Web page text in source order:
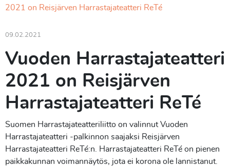
2021 on Reisjärven Harrastajateatteri ReTé
09.02.2021
Vuoden Harrastajateatteri
2021 on Reisjärven
Harrastajateatteri ReTé
Suomen Harrastajateatteriliitto on valinnut Vuoden
Harrastajateatteri -palkinnon saajaksi Reisjärven
Harrastajateatteri ReTé:n. Harrastajateatteri ReTé on pienen
paikkakunnan voimannäytös, jota ei korona ole lannistanut.